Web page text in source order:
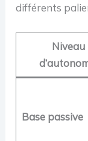
différents
Niveau
Base passive